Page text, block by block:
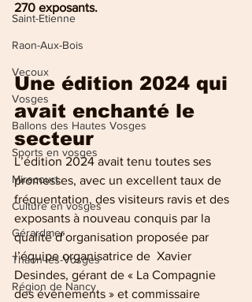
Saint-Etienne
Raon-Aux-Bois
Vecoux
Vosges
Ballons des Hautes Vosges
Sports en vosges
Mirecourt
Culture en vosges
Gérardmer
Thaon-les-Vosges
Région de Nancy
270 exposants.
Une édition 2024 qui
avait enchanté le
secteur
L’édition 2024 avait tenu toutes ses
promesses, avec un excellent taux de
fréquentation, des visiteurs ravis et des
exposants à nouveau conquis par la
qualité d’organisation proposée par
l’équipe organisatrice de  Xavier
Desindes, gérant de « La Compagnie
des événements » et commissaire